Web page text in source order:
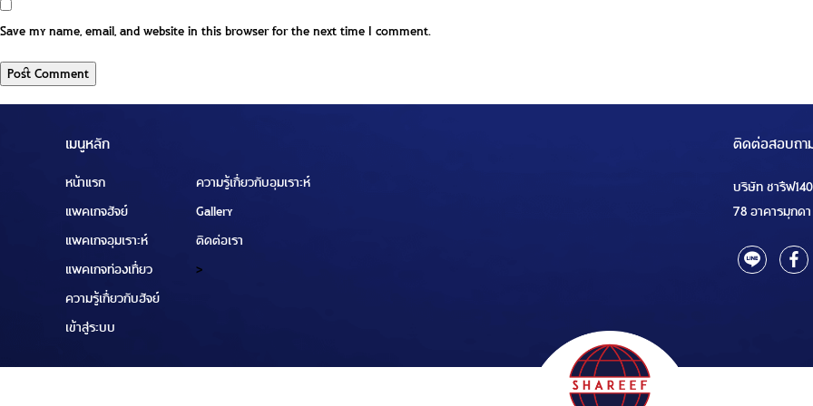
Save my name, email, and website in this browser for the next time I comment.
เมนูหลัก
หน้าแรก
แพคเกจฮัจย์
แพคเกจอุมเราะห์
แพคเกจท่องเที่ยว
ความรู้เกี่ยวกับฮัจย์
เข้าสู่ระบบ
ความรู้เกี่ยวกับอุมเราะห์
Gallery
ติดต่อเรา
>
ติดต่อสอบถา
บริษัท ชารีฟ
78 อาคารมุกด